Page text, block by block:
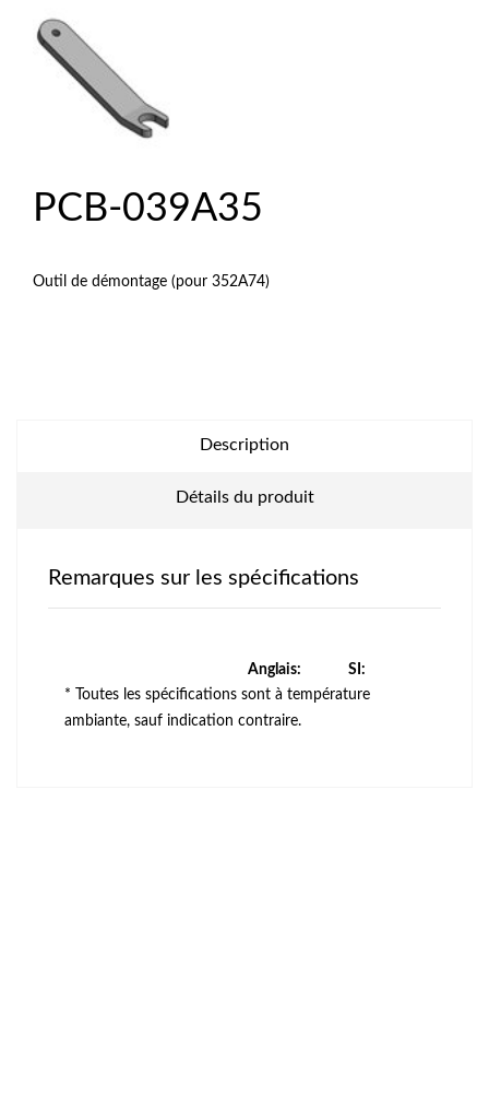
PCB-039A35
Outil de démontage (pour 352A74)
Description
Détails du produit
Remarques sur les spécifications
Anglais:
SI:
* Toutes les spécifications sont à température
ambiante, sauf indication contraire.